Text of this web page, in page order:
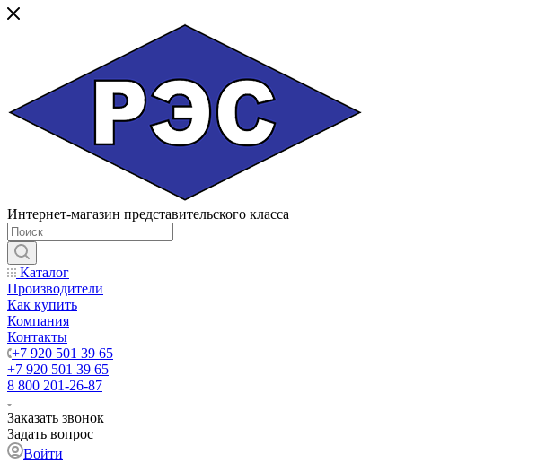
Интернет-магазин представительского класса
Каталог
Производители
Как купить
Компания
Контакты
+7 920 501 39 65
+7 920 501 39 65
8 800 201-26-87
Заказать звонок
Задать вопрос
Войти